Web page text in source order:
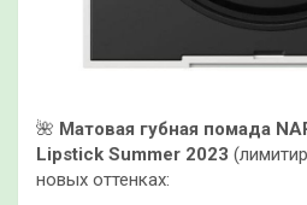
🌺 Матовая губная помада
Lipstick Summer 2023
новых оттенках: